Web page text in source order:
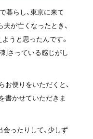
暮らし、東京に来て
が亡くなったとき、
うと思ったんです。
さっている感じがし
便りをいただくと、
書かせていただきま
ったりして、少しず